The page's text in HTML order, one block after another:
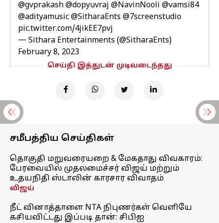
@gvprakash @dopyuvraj @NavinNooli @vamsi84
@adityamusic @SitharaEnts @7screenstudio
pic.twitter.com/4jikEE7pvj
— Sithara Entertainments (@SitharaEnts)
February 8, 2023
செய்தி இத்துடன் முடிவடைந்தது
சமீபத்திய செய்திகள்
தொகுதி மறுவரையறை & மேகதாது விவகாரம்:
பேரவையில் முதலமைச்சர் விஜய் மற்றும்
உதயநிதி ஸ்டாலின் காரசார விவாதம்
விஜய்
நீட் வினாத்தாளை NTA நிபுணர்கள் வெளியே
கசியவிட்டது இப்படி தான்: சிபிஐ